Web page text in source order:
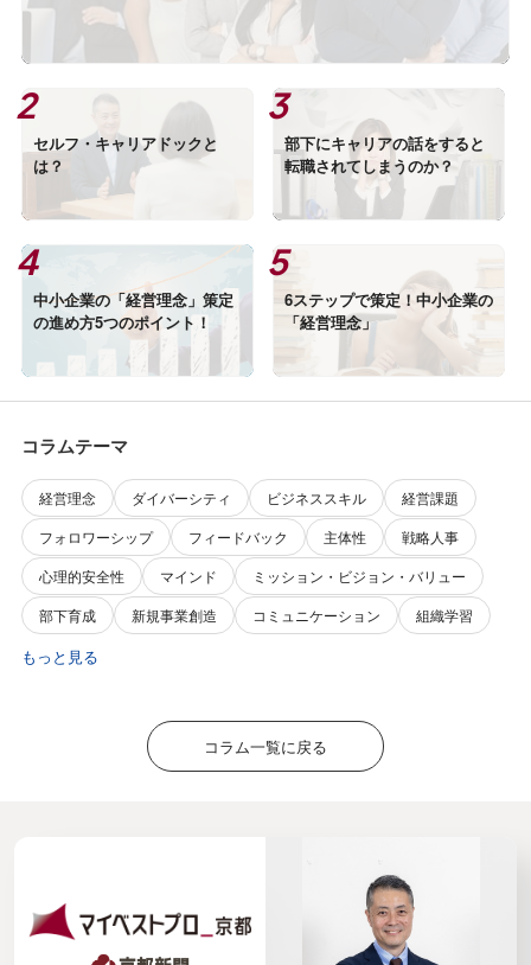
セルフ・キャリアドックと
は？
部下にキャリアの話をすると
転職されてしまうのか？
中小企業の「経営理念」策定
の進め方5つのポイント！
6ステップで策定！中小企業の
「経営理念」
コラムテーマ
経営理念 ダイバーシティ ビジネススキル
経営課題
フォロワーシップ
フィードバック 主体性
戦略人事
心理的安全性
マインド
ミッション・ビジョン・バリュー
部下育成
新規事業創造 コミュニケーション 組織学習
もっと見る
コラム一覧に戻る